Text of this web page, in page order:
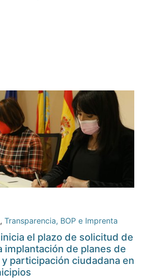
, Transparencia, BOP e Imprenta
el plazo de solicitud de
implantación de planes de
participación ciudadana en